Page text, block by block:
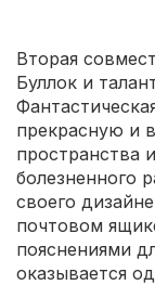
Вторая
Буллок и
прекрасную и
пространства
болезненного
своего
почтовом
пояснениями
оказывается